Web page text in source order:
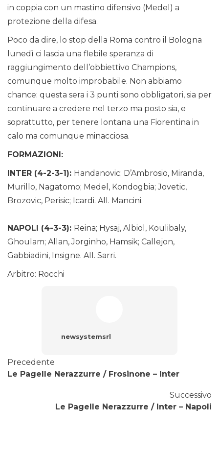
in coppia con un mastino difensivo (Medel) a
protezione della difesa.
Poco da dire, lo stop della Roma contro il Bologna
lunedì ci lascia una flebile speranza di
raggiungimento dell’obbiettivo Champions,
comunque molto improbabile. Non abbiamo
chance: questa sera i 3 punti sono obbligatori, sia per
continuare a credere nel terzo ma posto sia, e
soprattutto, per tenere lontana una Fiorentina in
calo ma comunque minacciosa.
FORMAZIONI:
INTER (4-2-3-1): Handanovic; D’Ambrosio, Miranda,
Murillo, Nagatomo; Medel, Kondogbia; Jovetic,
Brozovic, Perisic; Icardi. All. Mancini.
NAPOLI (4-3-3): Reina; Hysaj, Albiol, Koulibaly,
Ghoulam; Allan, Jorginho, Hamsik; Callejon,
Gabbiadini, Insigne. All. Sarri.
Arbitro: Rocchi
newsystemsrl
Precedente
Le Pagelle Nerazzurre / Frosinone – Inter
Successivo
Le Pagelle Nerazzurre / Inter – Napoli